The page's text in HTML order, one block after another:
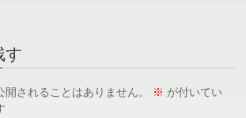
す
開されることはありません。 ※ が付いてい